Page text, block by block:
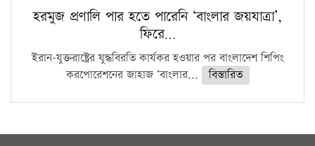
হরমুজ প্রণালি পার হতে পারেনি ‘বাংলার জয়যাত্রা’,
ফিরে…
ইরান-যুক্তরাষ্ট্রের যুদ্ধবিরতি কার্যকর হওয়ার পর বাংলাদেশ শিপিং
করপোরেশনের জাহাজ ‘বাংলার...
বিস্তারিত